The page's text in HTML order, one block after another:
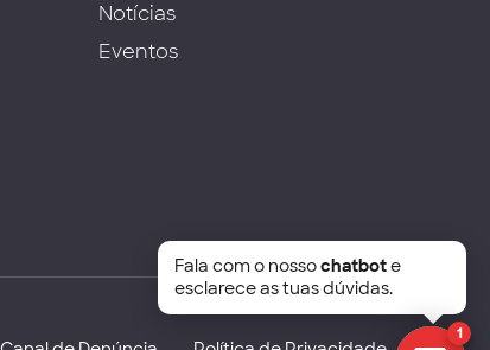
Notícias
Eventos
1
Fala com o nossochatbote
esclarece as tuas dúvidas.